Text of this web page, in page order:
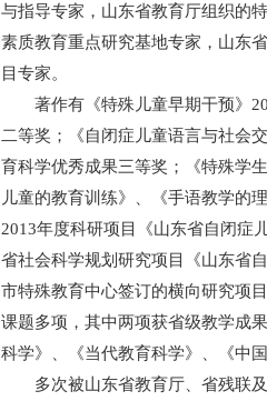
与指导专家，山东省教育厅组织的
素质教育重点研究基地专家，山东
目专家。
著作有《特殊儿童早期干预》
二等奖；《自闭症儿童语言与社会
育科学优秀成果三等奖 ；《特殊学
儿童的教育训练》、《手语教学的
2013年度科研项目《山东省自闭症
省社会科学规划研究项目《山东省
市特殊教育中心签订的横向研究项
课题多项，其中两项获省级教学成果
科学》、《当代教育科学》、
《中
多次被山东省教育厅、省残联